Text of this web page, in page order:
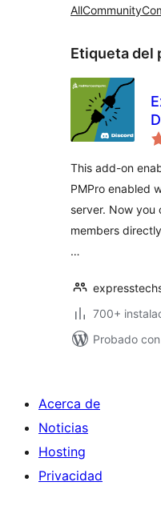
AllCommunity
Etiqueta del
This add-on
PMPro enabled
server. Now you
members
…
700+
Probado
Acerca de
Noticias
Hosting
Privacidad